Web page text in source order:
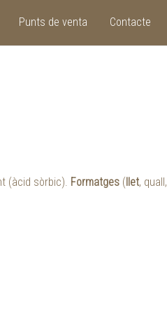
Punts de venta Contacte
(àcid sòrbic). Formatges (llet, quall,